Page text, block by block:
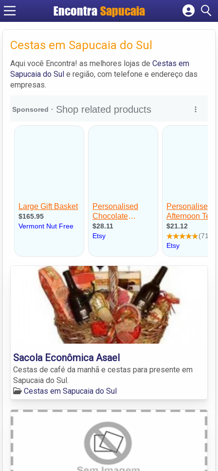
Encontra
Cadastrar empresa
Criar conta
Cestas em Sapucaia do Sul
Aqui você Encontra! as melhores lojas de Cestas em
Sapucaia do Sul e região, com telefone e endereço das
empresas.
Sacola Econômica Asael
Cestas de café da manhã e cestas para presente em
Sapucaia do Sul.
Cestas em Sapucaia do Sul